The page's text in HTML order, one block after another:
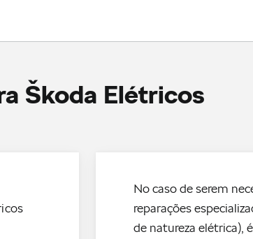
Škoda Elétricos
No caso de serem
reparações
de natureza elétrica),